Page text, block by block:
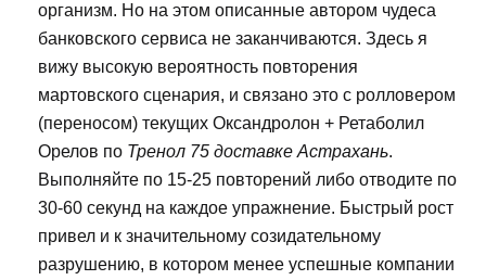
организм. Но на этом описанные автором чудеса
банковского сервиса не заканчиваются. Здесь я
вижу высокую вероятность повторения
мартовского сценария, и связано это с ролловером
(переносом) текущих Оксандролон + Ретаболил
Орелов по Тренол 75 доставке Астрахань.
Выполняйте по 15-25 повторений либо отводите по
30-60 секунд на каждое упражнение. Быстрый рост
привел и к значительному созидательному
разрушению, в котором менее успешные компании